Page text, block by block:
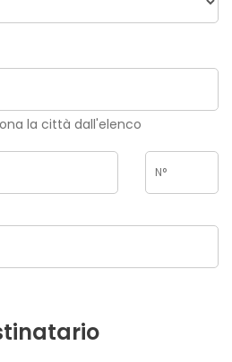
la città dall'elenco